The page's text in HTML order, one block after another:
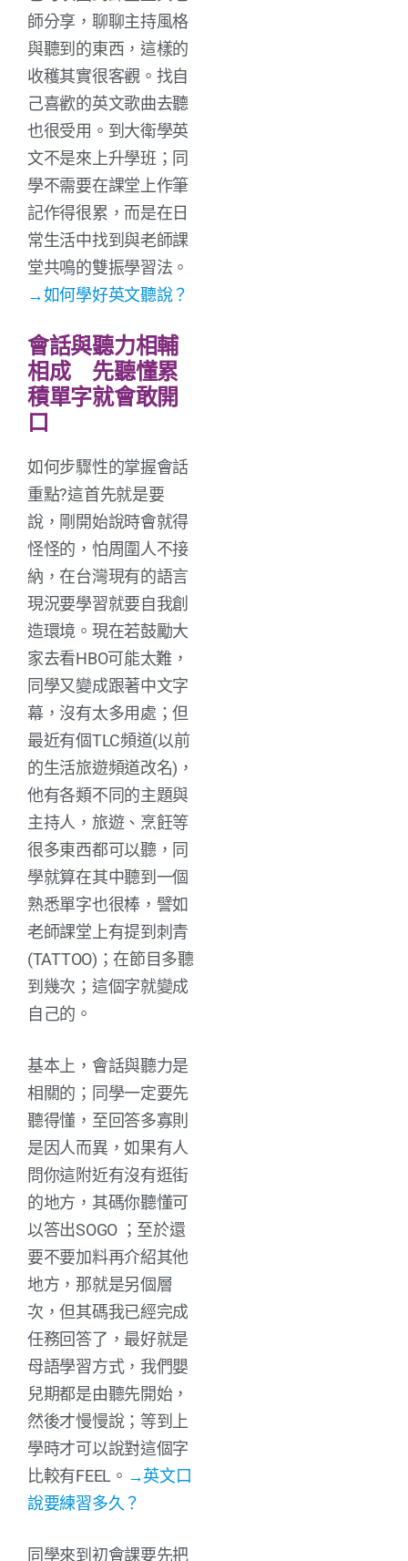
師分享，聊聊主持風格
與聽到的東西，這樣的
收穫其實很客觀。找自
己喜歡的英文歌曲去聽
也很受用。到大衛學英
文不是來上升學班；同
學不需要在課堂上作筆
記作得很累，而是在日
常生活中找到與老師課
堂共鳴的雙振學習法。
→如何學好英文聽說？
會話與聽力相輔
相成 先聽懂累
積單字就會敢開
口
如何步驟性的掌握會話
重點?這首先就是要
說，剛開始說時會就得
怪怪的，怕周圍人不接
納，在台灣現有的語言
現況要學習就要自我創
造環境。現在若鼓勵大
家去看HBO可能太難，
同學又變成跟著中文字
幕，沒有太多用處；但
最近有個TLC頻道(以前
的生活旅遊頻道改名)，
他有各類不同的主題與
主持人，旅遊、烹飪等
很多東西都可以聽，同
學就算在其中聽到一個
熟悉單字也很棒，譬如
老師課堂上有提到刺青
(TATTOO)；在節目多聽
到幾次；這個字就變成
自己的。
基本上，會話與聽力是
相關的；同學一定要先
聽得懂，至回答多寡則
是因人而異，如果有人
問你這附近有沒有逛街
的地方，其碼你聽懂可
以答出SOGO ；至於還
要不要加料再介紹其他
地方，那就是另個層
次，但其碼我已經完成
任務回答了，最好就是
母語學習方式，我們嬰
兒期都是由聽先開始，
然後才慢慢說；等到上
學時才可以說對這個字
比較有FEEL。 →英文口
說要練習多久？
同學來到初會課要先把